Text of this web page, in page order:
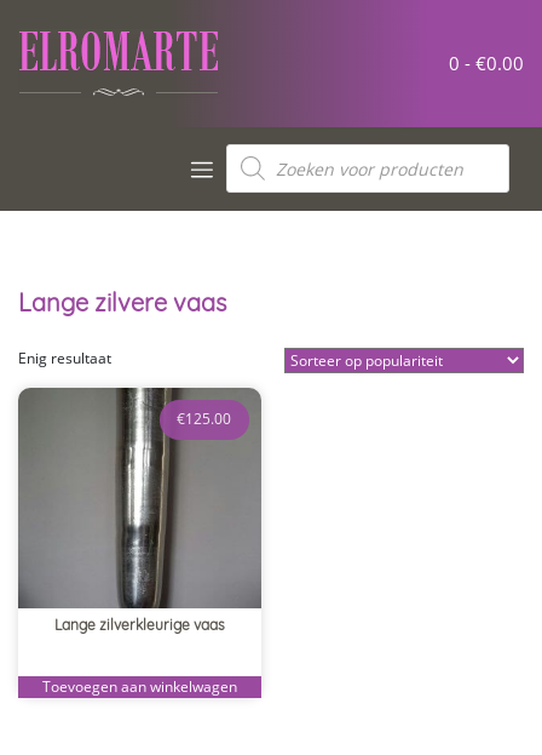
naar
inhoud
0 - €0.00
Producten
zoeken
Lange zilvere vaas
Enig resultaat
Lange zilverkleurige vaas
€125.00
Toevoegen aan winkelwagen